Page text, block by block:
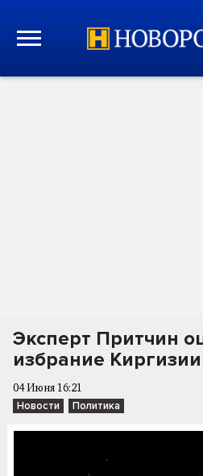
Эксперт Притчин
избрание
04 Июня 16:21
Новости Политика